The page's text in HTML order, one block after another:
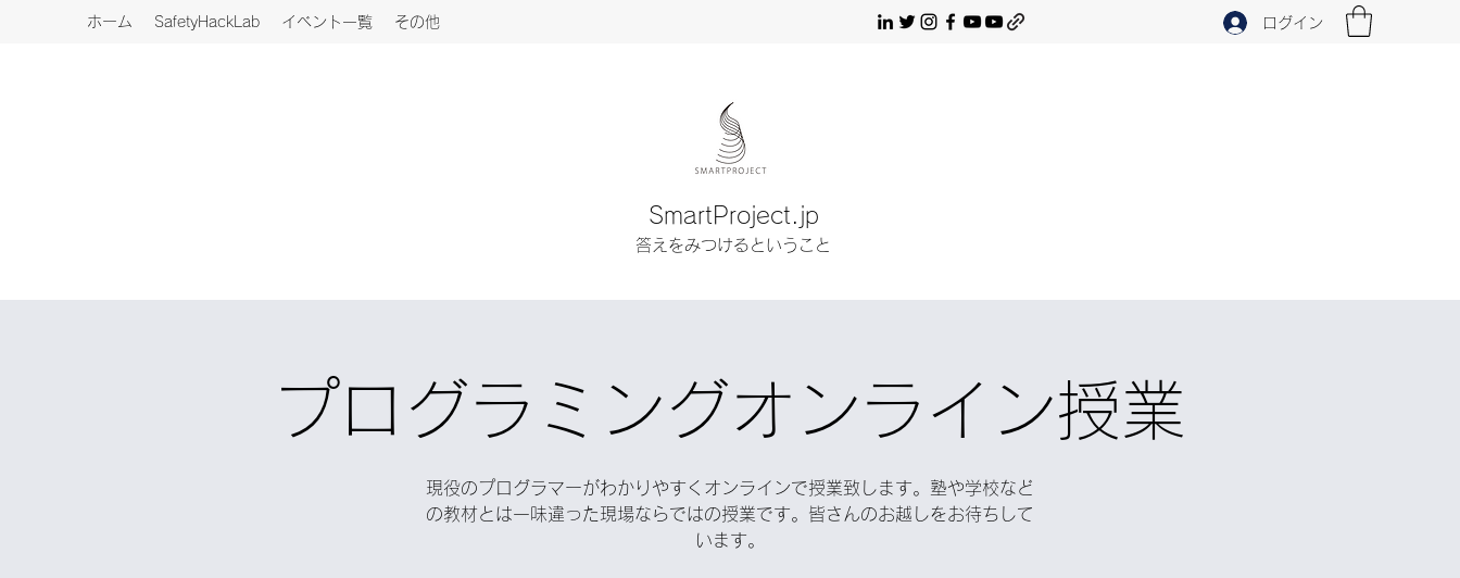
ホーム SafetyHackLab イベント一覧 その他 ログイン
SmartProject.jp
答えをみつけるということ
プログラミングオンライン授業
現役のプログラマーがわかりやすくオンラインで授業致します。塾や学校など
の教材とは一味違った現場ならではの授業です。皆さんのお越しをお待ちして
います。